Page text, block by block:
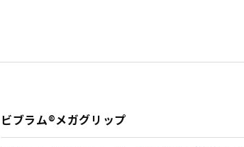
ビブラム®メガグリップ